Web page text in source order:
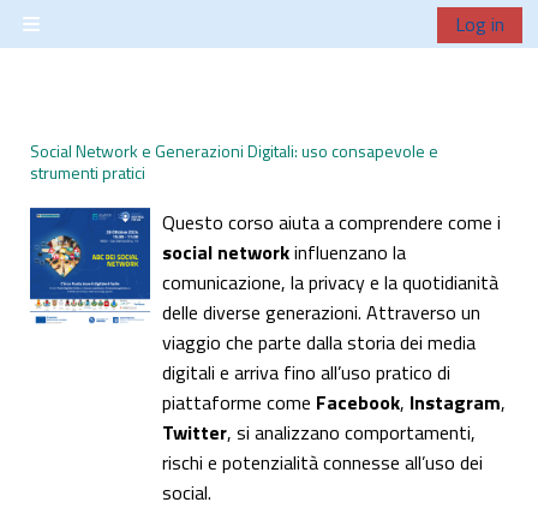
Skip to main content
Side panel
Log in
Social Network e Generazioni Digitali: uso consapevole e
strumenti pratici
Questo corso aiuta a comprendere come i
social networkinfluenzano la
comunicazione, la privacy e la quotidianità
delle diverse generazioni. Attraverso un
viaggio che parte dalla storia dei media
digitali e arriva fino all’uso pratico di
piattaforme come Facebook, Instagram,
Twitter, si analizzano comportamenti,
rischi e potenzialità connesse all’uso dei
social.